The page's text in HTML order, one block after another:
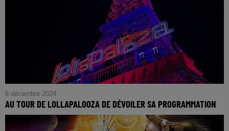
6 décembre 2024
AU TOUR DE LOLLAPALOOZA DE DÉVOILER SA PROGRAMMATION